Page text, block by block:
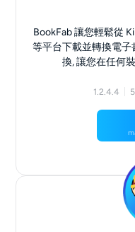
BookFab 讓您輕鬆從
等平台下載並轉換電
換, 讓您在任何
1.2.4.4